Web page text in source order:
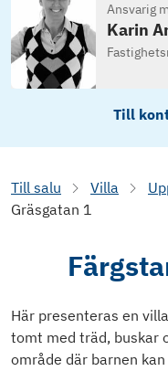
Ansvarig
Karin
Till
Till salu Villa
Gräsgatan 1
Här presenteras en
tomt med träd, buskar
område där barnen